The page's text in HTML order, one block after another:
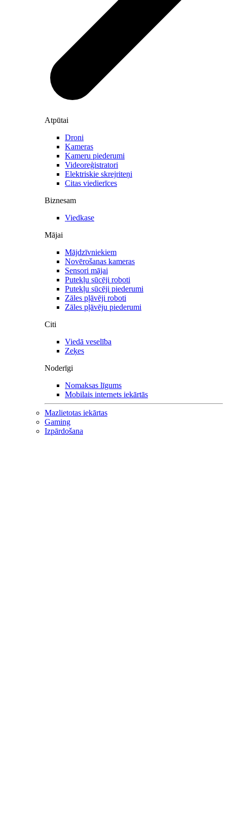
Atpūtai
Droni
Kameras
Kameru piederumi
Videoreģistratori
Elektriskie skrejriteņi
Citas viedierīces
Biznesam
Viedkase
Mājai
Mājdzīvniekiem
Novērošanas kameras
Sensori mājai
Putekļu sūcēji roboti
Putekļu sūcēji piederumi
Zāles pļāvēji roboti
Zāles pļāvēju piederumi
Citi
Viedā veselība
Zeķes
Noderīgi
Nomaksas līgums
Mobilais internets iekārtās
Mazlietotas iekārtas
Gaming
Izpārdošana